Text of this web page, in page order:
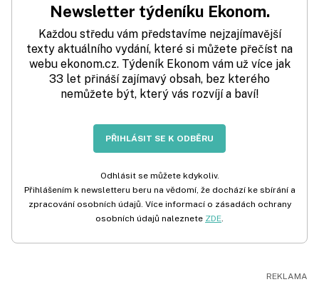
Newsletter týdeníku Ekonom.
Každou středu vám představíme nejzajímavější
texty aktuálního vydání, které si můžete přečíst na
webu ekonom.cz. Týdeník Ekonom vám už více jak
33 let přináší zajímavý obsah, bez kterého
nemůžete být, který vás rozvíjí a baví!
PŘIHLÁSIT SE K ODBĚRU
Odhlásit se můžete kdykoliv.
Přihlášením k newsletteru beru na vědomí, že dochází ke sbírání a
zpracování osobních údajů. Více informací o zásadách ochrany
osobních údajů naleznete ZDE.